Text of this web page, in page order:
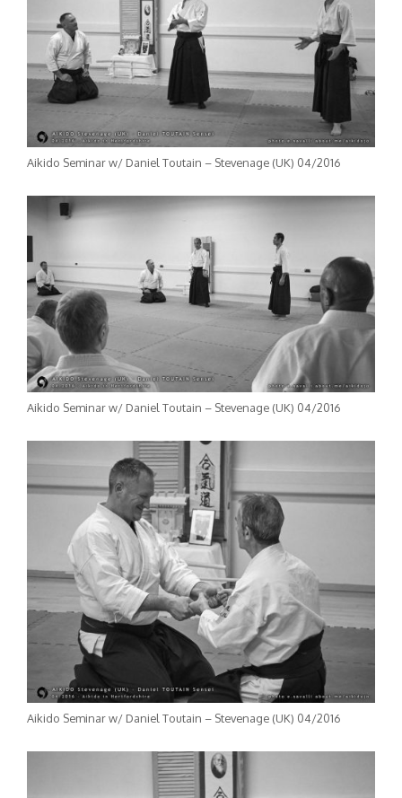
Aikido Seminar w/ Daniel Toutain – Stevenage (UK) 04/2016
Aikido Seminar w/ Daniel Toutain – Stevenage (UK) 04/2016
Aikido Seminar w/ Daniel Toutain – Stevenage (UK) 04/2016